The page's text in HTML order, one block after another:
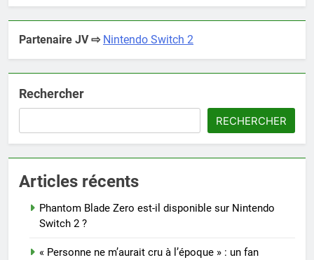
Partenaire JV ⇨ Nintendo Switch 2
Rechercher
RECHERCHER
Articles récents
Phantom Blade Zero est-il disponible sur Nintendo
Switch 2 ?
« Personne ne m’aurait cru à l’époque » : un fan